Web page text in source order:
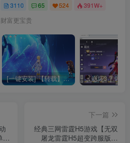
3110 65 524 391W+
富更宝贵
[一键安装] 【转载】原神3.4真端服务端+源码+配套客户端+详尽说明+GM工具+源码说明文件
安
下一篇
经典三网雷霆H5游戏【无双
屠龙雷霆H5超变跨服版】